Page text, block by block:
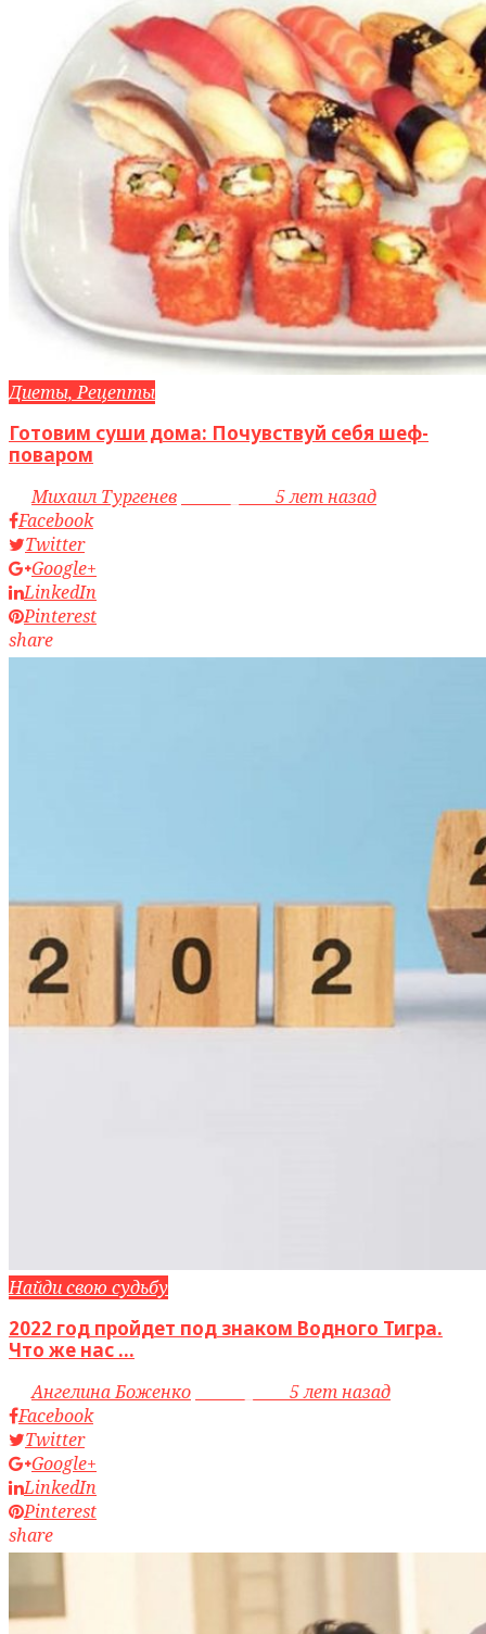
Диеты, Рецепты
Готовим суши дома: Почувствуй себя шеф-
поваром
byМихаил Тургенев
5 лет назад
Facebook
Twitter
Google+
LinkedIn
Pinterest
share
Найди свою судьбу
2022 год пройдет под знаком Водного Тигра.
Что же нас ...
byАнгелина Боженко
5 лет назад
Facebook
Twitter
Google+
LinkedIn
Pinterest
share